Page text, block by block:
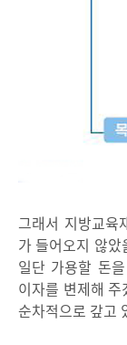
그래서 지방교육
가 들어오지 않았
일단 가용할 돈
이자를 변제해 주
순차적으로 갚고